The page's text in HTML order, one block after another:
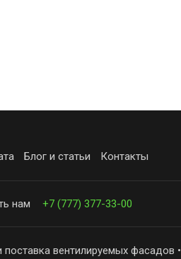
Блог и статьи Контакты
нам +7 (777) 377-33-00
вентилируемых фасадов •